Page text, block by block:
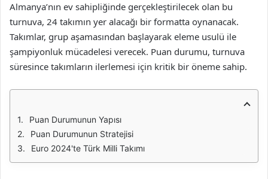
Almanya’nın ev sahipliğinde gerçekleştirilecek olan bu
turnuva, 24 takımın yer alacağı bir formatta oynanacak.
Takımlar, grup aşamasından başlayarak eleme usulü ile
şampiyonluk mücadelesi verecek. Puan durumu, turnuva
süresince takımların ilerlemesi için kritik bir öneme sahip.
Puan Durumunun Yapısı
Puan Durumunun Stratejisi
Euro 2024'te Türk Milli Takımı